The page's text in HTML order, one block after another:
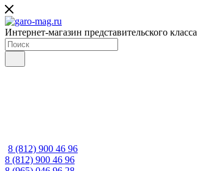
Интернет-магазин представительского класса
8 (812) 900 46 96
8 (812) 900 46 96